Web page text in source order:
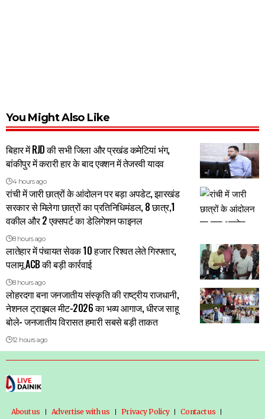
You Might Also Like
बिहार में RJD की सभी जिला और प्रखंड कमेटियां भंग,
बांकीपुर में करारी हार के बाद एक्शन में तेजस्वी यादव
4 hours ago
रांची में जारी छात्रों के आंदोलन पर बड़ा अपडेट, झारखंड
सरकार से मिलेगा छात्रों का प्रतिनिधिमंडल, 8 छात्र,1
वकील और 2 एक्सपर्ट का डेलिगेशन फाइनल
8 hours ago
लातेहार में पंचायत सेवक 10 हजार रिश्वत लेते गिरफ्तार,
पलामू ACB की बड़ी कार्रवाई
8 hours ago
लोहरदगा बना जनजातीय संस्कृति की राष्ट्रीय राजधानी,
नेशनल ट्राइबल मीट-2026 का भव्य आगाज, धीरज साहू
बोले- जनजातीय विरासत हमारी सबसे बड़ी ताकत
12 hours ago
About us Advertise with us Privacy Policy Contact us